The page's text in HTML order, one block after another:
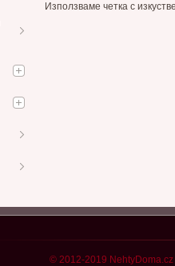
Използваме четка с
© 2012-2019